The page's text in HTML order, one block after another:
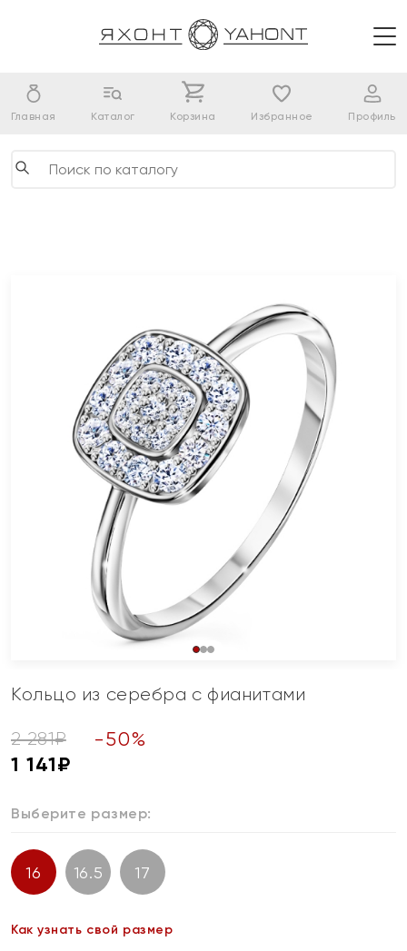
Главная Каталог Корзина Избранное Профиль
Кольцо из серебра с фианитами
2 281₽ -50%
1 141₽
Выберите размер:
16 16.5 17
Как узнать свой размер